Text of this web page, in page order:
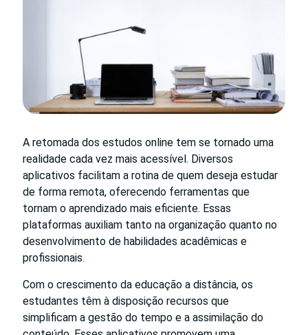
A retomada dos estudos online tem se tornado uma
realidade cada vez mais acessível. Diversos
aplicativos facilitam a rotina de quem deseja estudar
de forma remota, oferecendo ferramentas que
tornam o aprendizado mais eficiente. Essas
plataformas auxiliam tanto na organização quanto no
desenvolvimento de habilidades acadêmicas e
profissionais.
Com o crescimento da educação a distância, os
estudantes têm à disposição recursos que
simplificam a gestão do tempo e a assimilação do